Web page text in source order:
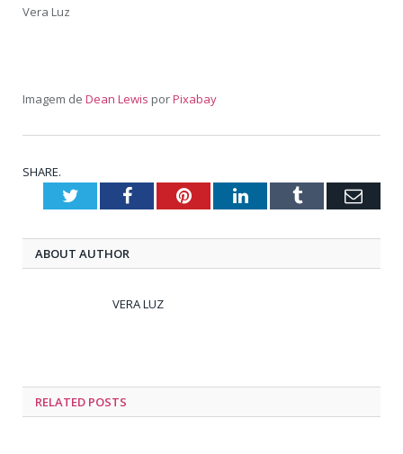
Vera Luz
Imagem de Dean Lewis porPixabay
SHARE.
TwitterFacebookPinterestLinkedInTumblr
ABOUT AUTHOR
VERA LUZ
RELATED POSTS